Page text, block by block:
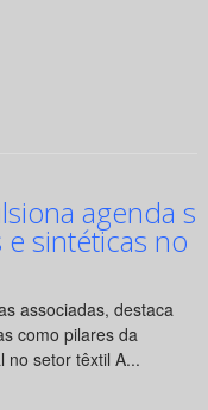
agenda
sintéticas no
associadas, destaca
como pilares da
no setor têxtil A...